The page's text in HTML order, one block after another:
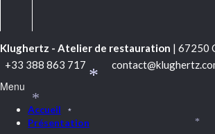
Klughertz - Atelier de restauration | 67250
+33 388 863 717
Menu
Accueil
Présentation
*
*